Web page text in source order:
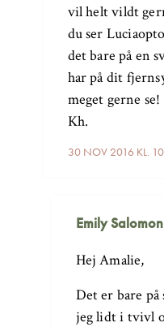
30 NOV 2016 KL.
vil helt vildt
du ser
det bare på en
har på dit
meget gerne se!
Kh.
Emily Salomon
Hej Amalie,
Det er bare
jeg lidt i tvivl